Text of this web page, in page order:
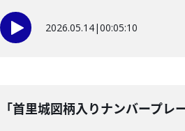
2026.05.14|00:05:10
「首里城図柄入りナンバープ